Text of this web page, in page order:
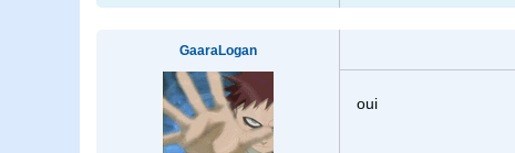
GaaraLogan
oui